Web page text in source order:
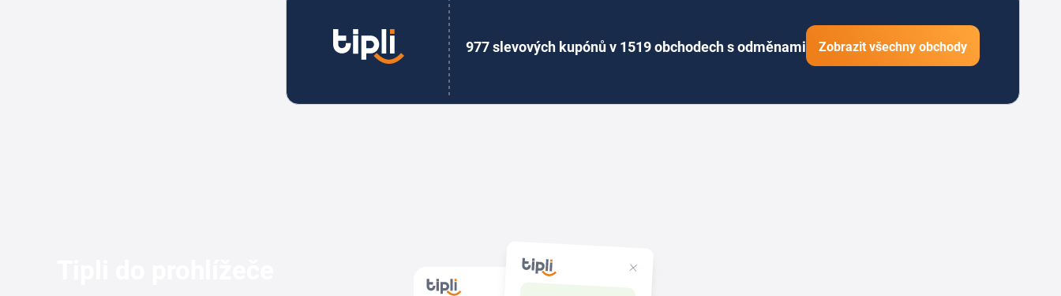
977 slevových kupónů v 1519 obchodech s odměnami Zobrazit všechny obchody